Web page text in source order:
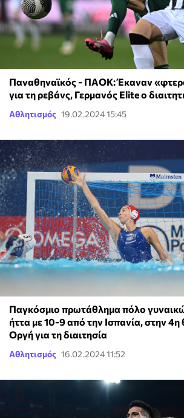
Παναθηναϊκός - ΠΑΟΚ: Έκαναν
για τη ρεβάνς, Γερμανός Elite ο
Αθλητισμός 19.02.2024 15:45
Παγκόσμιο πρωτάθλημα πόλο
ήττα με 10-9 από την Ισπανία, στην
Οργή για τη διαιτησία
Αθλητισμός 16.02.2024 11:52